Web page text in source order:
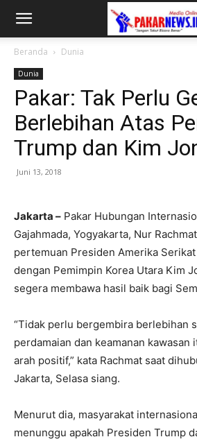
Beranda Dunia
Dunia
Pakar: Tak Perlu
Berlebihan Atas
Trump dan Kim
Juni 13, 2018
Jakarta – Pakar Hubungan
Gajahmada, Yogyakarta, Nur
pertemuan Presiden Amerika
dengan Pemimpin Korea Utara Kim
segera membawa hasil baik bagi
“Tidak perlu bergembira berlebihan
perdamaian dan keamanan kawasan
arah positif,” kata Rachmat saat
Jakarta, Selasa siang.
Menurut dia, masyarakat
menunggu apakah Presiden Trump